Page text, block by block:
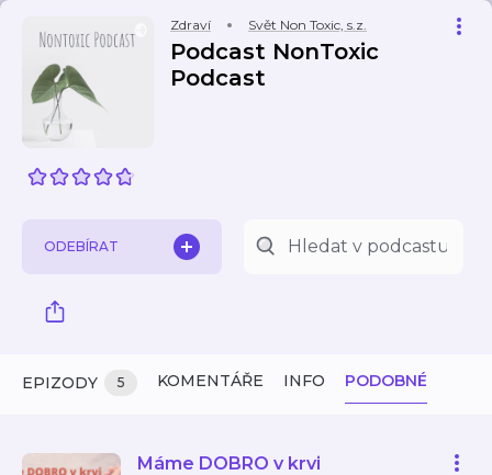
Zdraví Svět Non Toxic, s.z.
Podcast NonToxic
Podcast
ODEBÍRAT
EPIZODY 5 KOMENTÁŘE INFO PODOBNÉ
Máme DOBRO v krvi